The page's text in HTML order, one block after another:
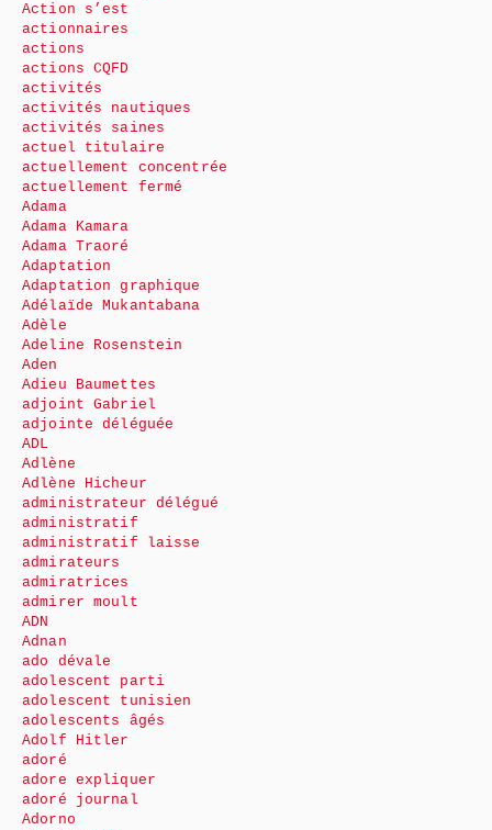
Action s’est
actionnaires
actions
actions CQFD
activités
activités nautiques
activités saines
actuel titulaire
actuellement concentrée
actuellement fermé
Adama
Adama Kamara
Adama Traoré
Adaptation
Adaptation graphique
Adélaïde Mukantabana
Adèle
Adeline Rosenstein
Aden
Adieu Baumettes
adjoint Gabriel
adjointe déléguée
ADL
Adlène
Adlène Hicheur
administrateur délégué
administratif
administratif laisse
admirateurs
admiratrices
admirer moult
ADN
Adnan
ado dévale
adolescent parti
adolescent tunisien
adolescents âgés
Adolf Hitler
adoré
adore expliquer
adoré journal
Adorno